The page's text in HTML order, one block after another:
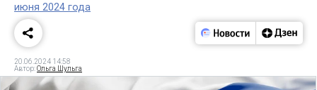
июня 2024 года
20.06.2024 14:58
Автор:Ольга Шульга